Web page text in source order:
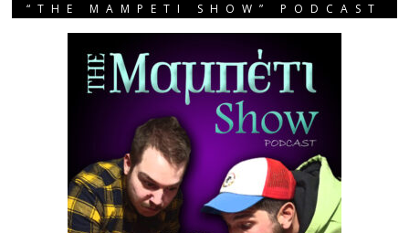
“THE MAMPETI SHOW” PODCAST